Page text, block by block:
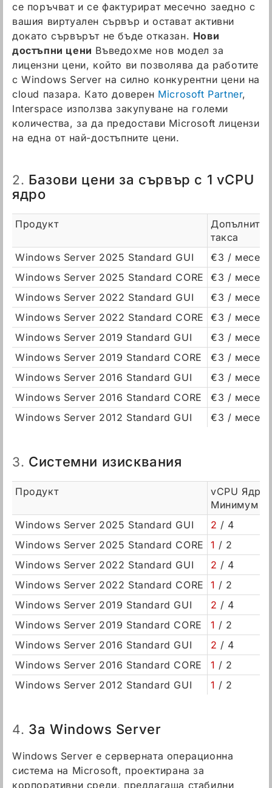
се поръчват и се фактурират месечно заедно с
вашия виртуален сървър и остават активни
докато сървърът не бъде отказан. Нови
достъпни цени Въведохме нов модел за
лицензни цени, който ви позволява да работите
с Windows Server на силно конкурентни цени на
cloud пазара. Като доверен Microsoft Partner,
Interspace използва закупуване на големи
количества, за да предостави Microsoft лицензи
на една от най-достъпните цени.
2. Базови цени за сървър с 1 vCPU
ядро
Продукт
такса
Windows Server 2025 Standard GUI
€3 / месец
Windows Server 2025 Standard CORE
€3 / месец
Windows Server 2022 Standard GUI
€3 / месец
Windows Server 2022 Standard CORE
€3 / месец
Windows Server 2019 Standard GUI
€3 / месец
Windows Server 2019 Standard CORE
€3 / месец
Windows Server 2016 Standard GUI
€3 / месец
Windows Server 2016 Standard CORE
€3 / месец
Windows Server 2012 Standard GUI
€3 / месец
3. Системни изисквания
Продукт
vCPU Ядра
Минимум /
Windows Server 2025 Standard GUI
2 / 4
Windows Server 2025 Standard CORE
1 / 2
Windows Server 2022 Standard GUI
2 / 4
Windows Server 2022 Standard CORE
1 / 2
Windows Server 2019 Standard GUI
2 / 4
Windows Server 2019 Standard CORE
1 / 2
Windows Server 2016 Standard GUI
2 / 4
Windows Server 2016 Standard CORE
1 / 2
Windows Server 2012 Standard GUI
1 / 2
4. За Windows Server
Windows Server е серверната операционна
система на Microsoft, проектирана за
корпоративни среди, предлагаща стабилни